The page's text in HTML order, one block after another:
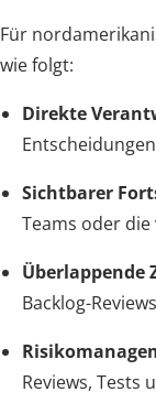
Für
wie folgt:
Direkte
Sichtbarer
Teams oder
Überlappende
Backlog-
Reviews, Tests